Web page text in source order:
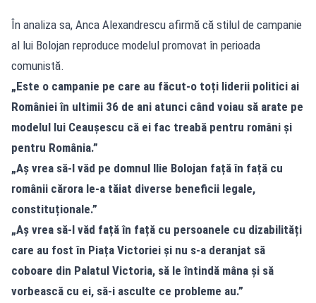
În analiza sa, Anca Alexandrescu afirmă că stilul de campanie
al lui Bolojan reproduce modelul promovat în perioada
comunistă.
„Este o campanie pe care au făcut-o toți liderii politici ai
României în ultimii 36 de ani atunci când voiau să arate pe
modelul lui Ceaușescu că ei fac treabă pentru români și
pentru România.”
„Aș vrea să-l văd pe domnul Ilie Bolojan față în față cu
românii cărora le-a tăiat diverse beneficii legale,
constituționale.”
„Aș vrea să-l văd față în față cu persoanele cu dizabilități
care au fost în Piața Victoriei și nu s-a deranjat să
coboare din Palatul Victoria, să le întindă mâna și să
vorbească cu ei, să-i asculte ce probleme au.”